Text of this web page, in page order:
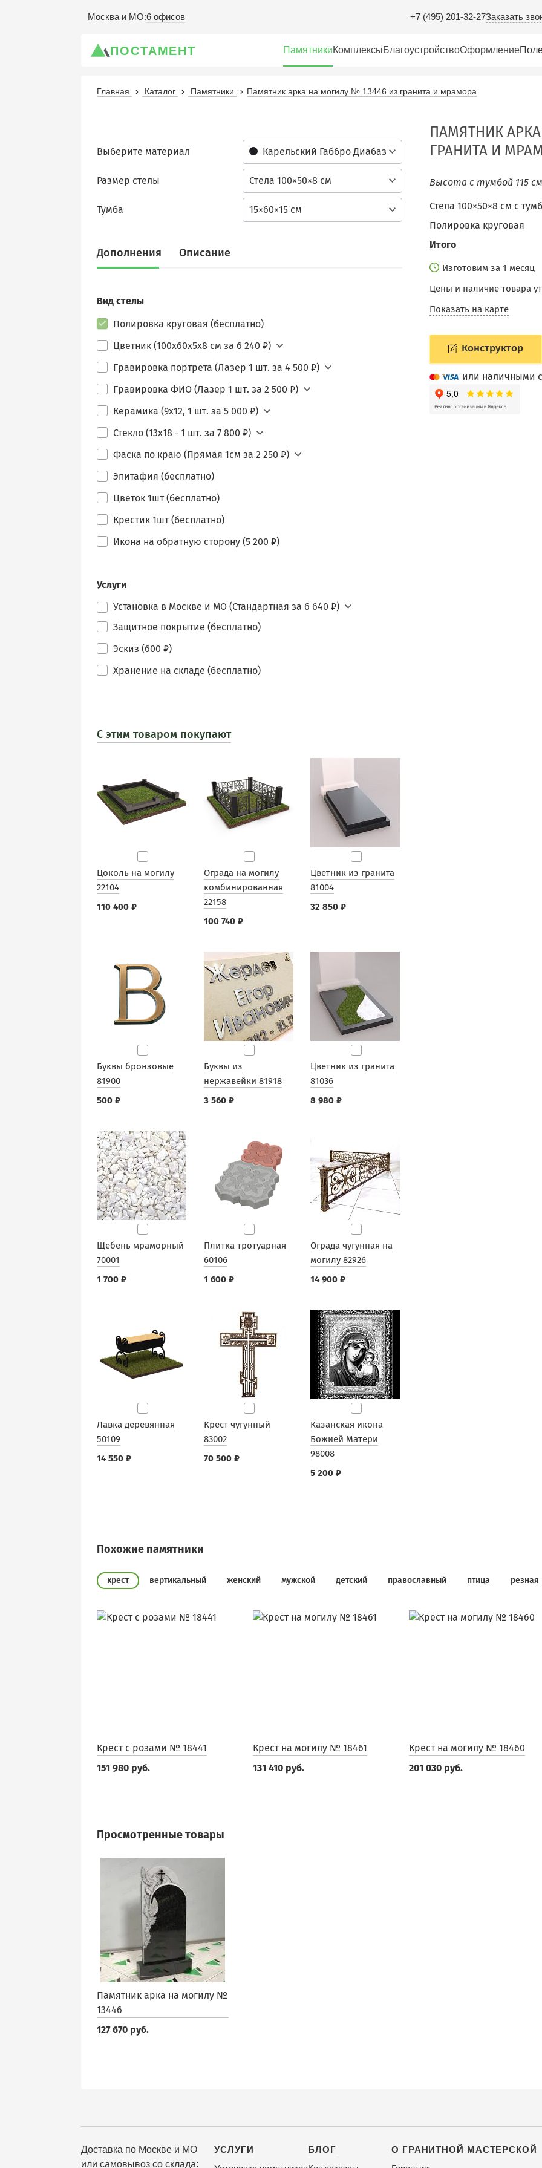
Москва и МО:6 офисов +7 (495) 201-32-27Заказать
ПОСТАМЕНТ ПамятникиКомплексыБлагоустройствоОформление
Главная Каталог Памятники Памятник арка на могилу № 13446 из гранита и мрамора
Карельский Габбро Диабаз
Выберите материал
Стела 100×50×8 см
Размер стелы
15×60×15 см
Тумба
Дополнения Описание
Вид стелы
Полировка круговая (бесплатно)
Цветник (100х60х5х8 см за 6 240 ₽)
Гравировка портрета (Лазер 1 шт. за 4 500 ₽)
Гравировка ФИО (Лазер 1 шт. за 2 500 ₽)
Керамика (9х12, 1 шт. за 5 000 ₽)
Стекло (13х18 - 1 шт. за 7 800 ₽)
Фаска по краю (Прямая 1см за 2 250 ₽)
Эпитафия (бесплатно)
Цветок 1шт (бесплатно)
Крестик 1шт (бесплатно)
Икона на обратную сторону (5 200 ₽)
Услуги
Установка в Москве и МО (Стандартная за 6 640 ₽)
Защитное покрытие (бесплатно)
Эскиз (600 ₽)
Хранение на складе (бесплатно)
С этим товаром покупают
Цоколь на могилу
22104
110 400 ₽
Ограда на могилу
комбинированная
22158
100 740 ₽
Цветник из гранита
81004
32 850 ₽
Буквы бронзовые
81900
500 ₽
Буквы из
нержавейки 81918
3 560 ₽
Цветник из гранита
81036
8 980 ₽
Щебень мраморный
70001
1 700 ₽
Плитка тротуарная
60106
1 600 ₽
Ограда чугунная на
могилу 82926
14 900 ₽
Лавка деревянная
50109
14 550 ₽
Крест чугунный
83002
70 500 ₽
Казанская икона
Божией Матери
98008
5 200 ₽
ПАМЯТНИК
ГРАНИТА И
Высота с тумбой 115
Стела 100×50×8 см с
Полировка круговая
Итого
Изготовим за 1 месяц
Цены и наличие товара
Показать на карте
Конструктор
или наличными
Похожие памятники
крест вертикальный женский мужской детский православный птица резная
Крест с розами № 18441
151 980 руб.
Крест на могилу № 18461
131 410 руб.
Крест на могилу № 18460
201 030 руб.
Просмотренные товары
Памятник арка на могилу №
13446
127 670 руб.
Доставка по Москве и МО
или самовывоз со склада:
УСЛУГИ
БЛОГ
О ГРАНИТНОЙ МАСТЕРСКОЙ